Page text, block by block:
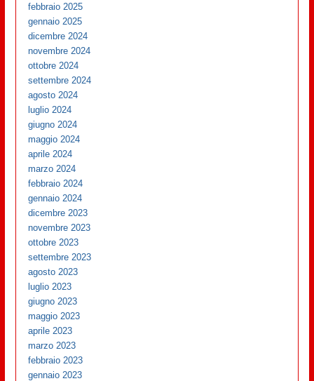
febbraio 2025
gennaio 2025
dicembre 2024
novembre 2024
ottobre 2024
settembre 2024
agosto 2024
luglio 2024
giugno 2024
maggio 2024
aprile 2024
marzo 2024
febbraio 2024
gennaio 2024
dicembre 2023
novembre 2023
ottobre 2023
settembre 2023
agosto 2023
luglio 2023
giugno 2023
maggio 2023
aprile 2023
marzo 2023
febbraio 2023
gennaio 2023